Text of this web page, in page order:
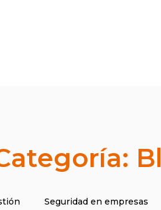
Seguridad en empresas